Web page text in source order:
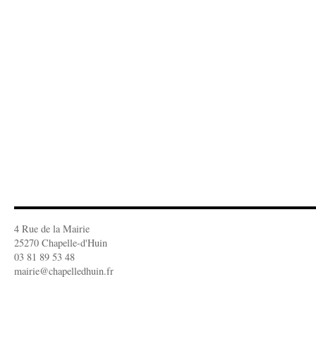
4 Rue de la Mairie
25270 Chapelle-d'Huin
03 81 89 53 48
mairie@chapelledhuin.fr